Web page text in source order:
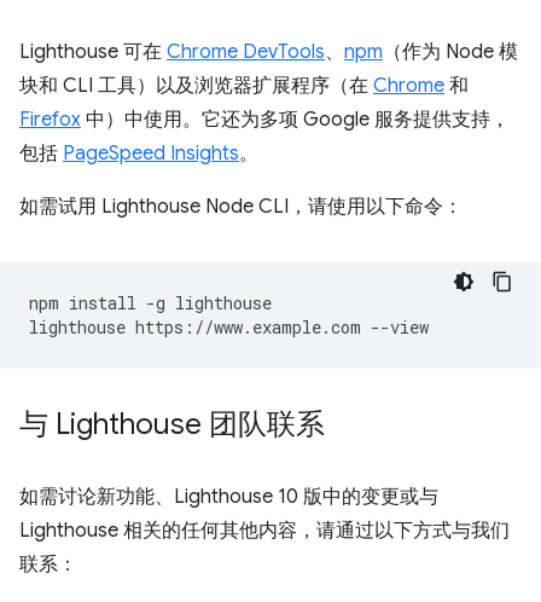
Lighthouse 可在 Chrome DevTools、 npm （作为 Node 模
块和 CLI 工具）以及浏览器扩展程序（在 Chrome 和
Firefox 中）中使用。它还为多项 Google 服务提供支持，
包括 PageSpeed Insights。
如需试用 Lighthouse Node CLI，请使用以下命令：
npm install -g lighthouse
与 Lighthouse 团队联系
如需讨论新功能、Lighthouse 10 版中的变更或与
Lighthouse 相关的任何其他内容，请通过以下方式与我们
联系：